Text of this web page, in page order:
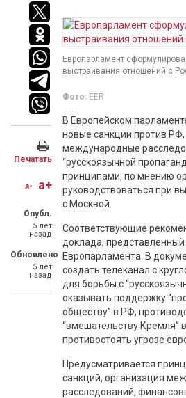
Печатать
a- a+
Опубл.
5 лет
назад
Обновлено
5 лет
назад
Европарламент
выстраивания отношений с
Фото: EER
В Европейском
новые санкции против РФ,
международные
“русскоязычной
принципами, по мнению
руководствоваться при
с Москвой.
Соответствующие
доклада,
Европарламента. В
создать телеканал с
для борьбы с
оказывать поддержку
обществу” в РФ,
“вмешательству Кремля”
противостоять угрозе
Предусматривается
санкций, организация
расследований,